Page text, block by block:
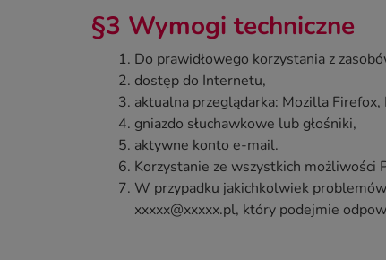
§3 Wymogi techniczne
Do prawidłowego korzystania z
dostęp do Internetu,
aktualna przeglądarka: Mozilla
gniazdo słuchawkowe lub głośniki,
aktywne konto e‐mail.
Korzystanie ze wszystkich możliwości
W przypadku jakichkolwiek
xxxxx@xxxxx.pl, który podejmie